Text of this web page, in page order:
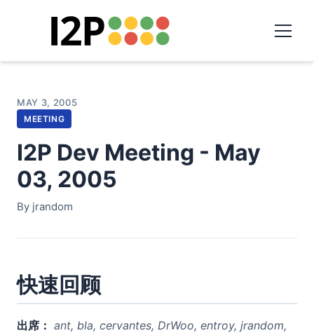
MAY 3, 2005
MEETING
I2P Dev Meeting - May
03, 2005
By jrandom
快速回顾
出席： ant, bla, cervantes, DrWoo, entroy, jrandom,